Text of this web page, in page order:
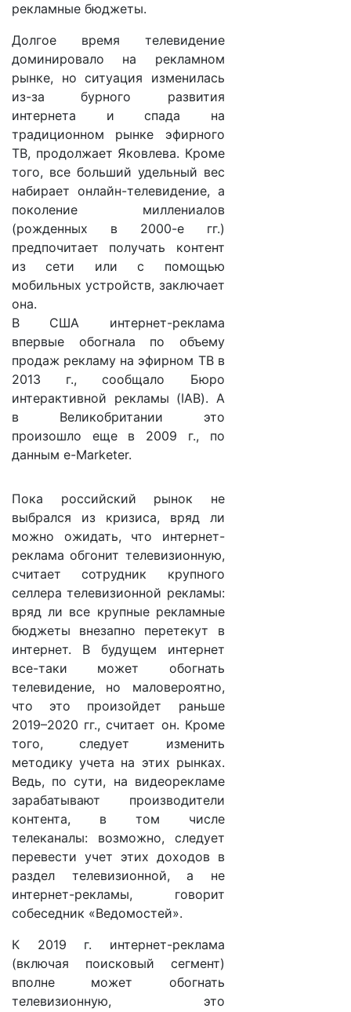
рекламные бюджеты.
Долгое время телевидение
доминировало на рекламном
рынке, но ситуация изменилась
из-за бурного развития
интернета и спада на
традиционном рынке эфирного
ТВ, продолжает Яковлева. Кроме
того, все больший удельный вес
набирает онлайн-телевидение, а
поколение миллениалов
(рожденных в 2000-е гг.)
предпочитает получать контент
из сети или с помощью
мобильных устройств, заключает
она.
В США интернет-реклама
впервые обогнала по объему
продаж рекламу на эфирном ТВ в
2013 г., сообщало Бюро
интерактивной рекламы (IAB). А
в Великобритании это
произошло еще в 2009 г., по
данным e-Marketer.
Пока российский рынок не
выбрался из кризиса, вряд ли
можно ожидать, что интернет-
реклама обгонит телевизионную,
считает сотрудник крупного
селлера телевизионной рекламы:
вряд ли все крупные рекламные
бюджеты внезапно перетекут в
интернет. В будущем интернет
все-таки может обогнать
телевидение, но маловероятно,
что это произойдет раньше
2019–2020 гг., считает он. Кроме
того, следует изменить
методику учета на этих рынках.
Ведь, по сути, на видеорекламе
зарабатывают производители
контента, в том числе
телеканалы: возможно, следует
перевести учет этих доходов в
раздел телевизионной, а не
интернет-рекламы, говорит
собеседник «Ведомостей».
К 2019 г. интернет-реклама
(включая поисковый сегмент)
вполне может обогнать
телевизионную, это